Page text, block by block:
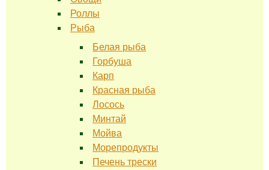
Роллы
Рыба
Белая рыба
Горбуша
Карп
Красная рыба
Лосось
Минтай
Мойва
Морепродукты
Печень трески